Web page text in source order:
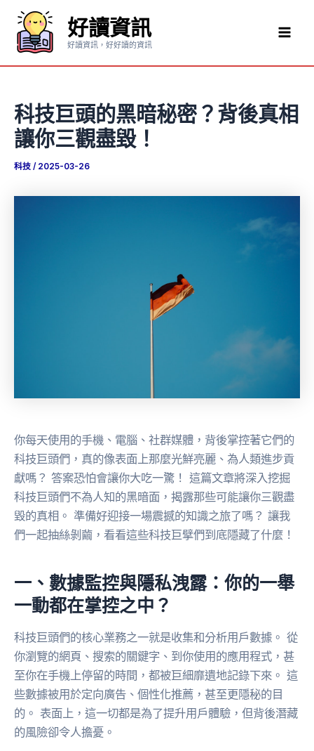
要
好讀資訊
好讀資訊，好好讀的資訊
科技巨頭的黑暗秘密？背後真相
讓你三觀盡毀！
科技 / 2025-03-26
你每天使用的手機、電腦、社群媒體，背後掌控著它們的
科技巨頭們，真的像表面上那麼光鮮亮麗、為人類進步貢
獻嗎？ 答案恐怕會讓你大吃一驚！ 這篇文章將深入挖掘
科技巨頭們不為人知的黑暗面，揭露那些可能讓你三觀盡
毀的真相。 準備好迎接一場震撼的知識之旅了嗎？ 讓我
們一起抽絲剝繭，看看這些科技巨擘們到底隱藏了什麼！
一、數據監控與隱私洩露：你的一舉
一動都在掌控之中？
科技巨頭們的核心業務之一就是收集和分析用戶數據。 從
你瀏覽的網頁、搜索的關鍵字、到你使用的應用程式，甚
至你在手機上停留的時間，都被巨細靡遺地記錄下來。 這
些數據被用於定向廣告、個性化推薦，甚至更隱秘的目
的。 表面上，這一切都是為了提升用戶體驗，但背後潛藏
的風險卻令人擔憂。